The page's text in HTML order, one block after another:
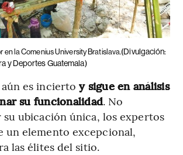
en la Comenius University Bratislava.(Divulgación:
y Deportes Guatemala)
es inciertoy sigue en análisis
su funcionalidad. No
ubicación única, los expertos
un elemento excepcional,
las élites del sitio.